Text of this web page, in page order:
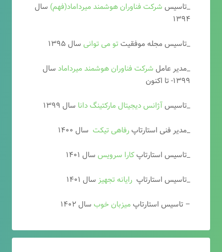
_تاسیس شرکت فناوران هوشمند میرداماد(فهم) سال
۱۳۹۴
_تاسیس مجله موفقیتتو می توانی سال ۱۳۹۵
_مدیر عامل شرکت فناوران هوشمند میرداماد سال
۱۳۹۹- تا اکنون
_تاسیسآژانس دیجیتال مارکتینگ دانا سال ۱۳۹۹
_مدیر فنی استارتاپرفاهی تیکت سال ۱۴۰۰
_تاسیس استارتاپکارا سرویس سال ۱۴۰۱
_تاسیس استارتاپ رایانه تجهیز سال ۱۴۰۱
– تاسیس استارتاپ میزبان خوب سال ۱۴۰۲